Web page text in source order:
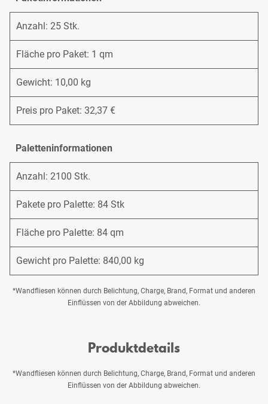
Anzahl: 25 Stk.
Fläche pro Paket: 1 qm
Gewicht: 10,00 kg
Preis pro Paket: 32,37 €
Paletteninformationen
Anzahl: 2100 Stk.
Pakete pro Palette: 84 Stk
Fläche pro Palette: 84 qm
Gewicht pro Palette: 840,00 kg
*Wandfliesen können durch Belichtung, Charge, Brand, Format und anderen
Einflüssen von der Abbildung abweichen.
Produktdetails
*Wandfliesen können durch Belichtung, Charge, Brand, Format und anderen
Einflüssen von der Abbildung abweichen.